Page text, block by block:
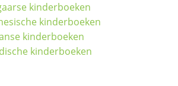
kinderboeken
kinderboeken
kinderboeken
kinderboeken